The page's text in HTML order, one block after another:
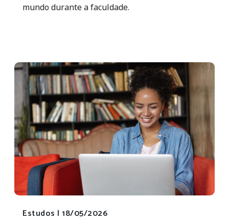
mundo durante a faculdade.
Estudos | 18/05/2026